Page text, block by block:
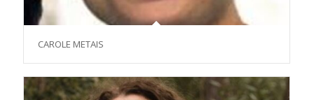
CAROLE METAIS